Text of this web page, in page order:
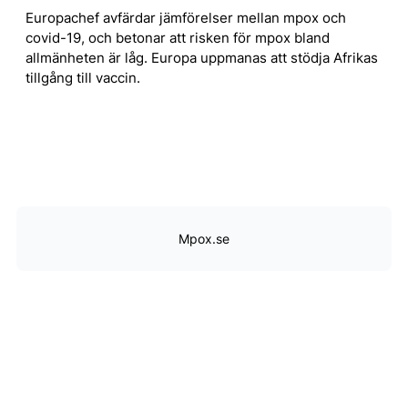
Europachef avfärdar jämförelser mellan mpox och
covid-19, och betonar att risken för mpox bland
allmänheten är låg. Europa uppmanas att stödja Afrikas
tillgång till vaccin.
Mpox.se